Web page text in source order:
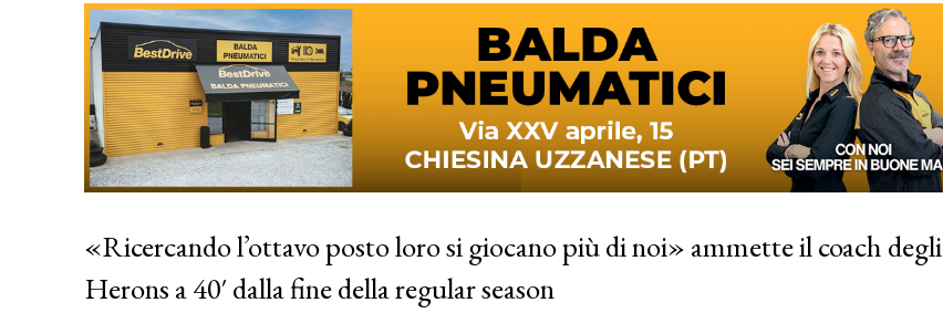
«Ricercando l’ottavo posto loro si giocano più di noi» ammette il coach degli
Herons a 40′ dalla fine della regular season